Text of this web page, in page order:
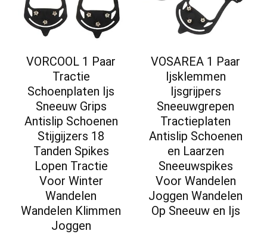
VORCOOL 1 Paar
Tractie
Schoenplaten Ijs
Sneeuw Grips
Antislip Schoenen
Stijgijzers 18
Tanden Spikes
Lopen Tractie
Voor Winter
Wandelen
Wandelen Klimmen
Joggen
VOSAREA 1 Paar
Ijsklemmen
Ijsgrijpers
Sneeuwgrepen
Tractieplaten
Antislip Schoenen
en Laarzen
Sneeuwspikes
Voor Wandelen
Joggen Wandelen
Op Sneeuw en Ijs